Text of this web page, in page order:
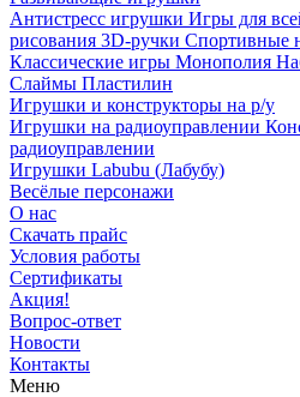
Антистресс игрушки Игры для
рисования 3D-ручки Спортивные
Классические игры Монополия
Слаймы Пластилин
Игрушки и конструкторы на р/у
Игрушки на радиоуправлении
радиоуправлении
Игрушки Labubu (Лабубу)
Весёлые персонажи
О нас
Скачать прайс
Условия работы
Сертификаты
Акция!
Вопрос-ответ
Новости
Контакты
Меню